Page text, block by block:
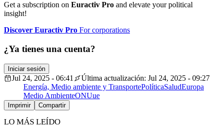
Get a subscription on Euractiv Pro and elevate your political
insight!
Discover Euractiv Pro For corporations
¿Ya tienes una cuenta?
Iniciar sesión
Jul 24, 2025 - 06:41
Última actualización: Jul 24, 2025 - 09:27
Energía, Medio ambiente y TransportePolíticaSaludEuropa
Medio AmbienteONUue
Imprimir Compartir
LO MÁS LEÍDO